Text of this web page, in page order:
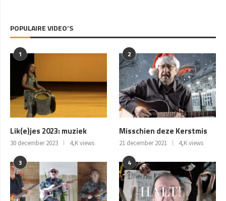
POPULAIRE VIDEO’S
1
Lik(e)jes 2023: muziek
30 december 2023 4,K views
2
Misschien deze Kerstmis
21 december 2021 4,K views
3 4